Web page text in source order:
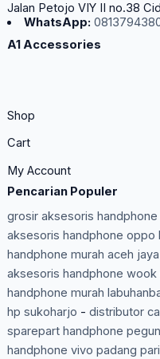
Jalan Petojo VIY II no.38
WhatsApp:
A1 Accessories
Shop
Cart
My Account
Pencarian Populer
grosir aksesoris
aksesoris handphone oppo
handphone murah aceh jaya
aksesoris handphone wook
handphone murah
hp sukoharjo - distributor
sparepart handphone
handphone vivo padang